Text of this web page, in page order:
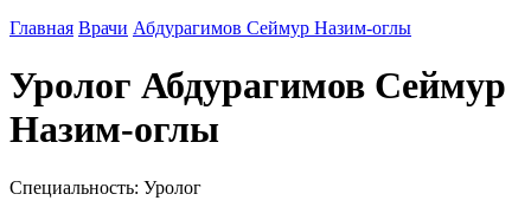
Главная Врачи Абдурагимов Сеймур Назим-оглы
Уролог Абдурагимов Сеймур
Назим-оглы
Специальность: Уролог